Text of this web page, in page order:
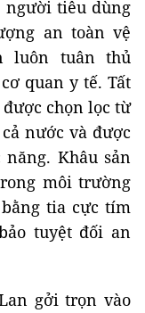
người tiêu dùng
an toàn vệ
luôn tuân thủ
quan y tế. Tất
chọn lọc từ
nước và được
Khâu sản
môi trường
tia cực tím
tuyệt đối an
gởi trọn vào